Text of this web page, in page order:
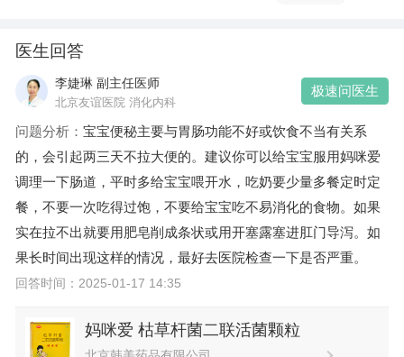
医生回答
李婕琳 副主任医师
北京友谊医院 消化内科
极速问医生
问题分析： 宝宝便秘主要与胃肠功能不好或饮食不当有关系
的，会引起两三天不拉大便的。建议你可以给宝宝服用妈咪爱
调理一下肠道，平时多给宝宝喂开水，吃奶要少量多餐定时定
餐，不要一次吃得过饱，不要给宝宝吃不易消化的食物。如果
实在拉不出就要用肥皂削成条状或用开塞露塞进肛门导泻。如
果长时间出现这样的情况，最好去医院检查一下是否严重。
回答时间：2025-01-17 14:35
妈咪爱 枯草杆菌二联活菌颗粒